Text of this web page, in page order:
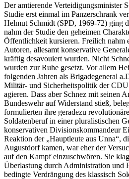
Der amtierende Verteidigungsminister
Studie erst einmal im Panzerschrank
Helmut Schmidt (SPD, 1969-72) ging
nahm der Studie den geheimen
Öffentlichkeit kursieren. Freilich nahm
Autoren, allesamt konservative
kräftig desavouiert wurden. Nicht
wurden zur Ruhe gesetzt. Vor allem
folgenden Jahren als Brigadegeneral
Militär- und Sicherheitspolitik der CDU
agieren. Dass aber Schnez mit seinen
Bundeswehr auf Widerstand stieß,
formulierten ihre geradezu
Soldatenberuf in einer pluralistischen
konservativen Divisionskommandeur
Reaktion der „Hauptleute aus Unna“,
Augustdorf kamen, war eher der
auf den Kampf einzuschwören. Sie
Überlastung durch Administration und
bedingte Verdrängung des klassisch